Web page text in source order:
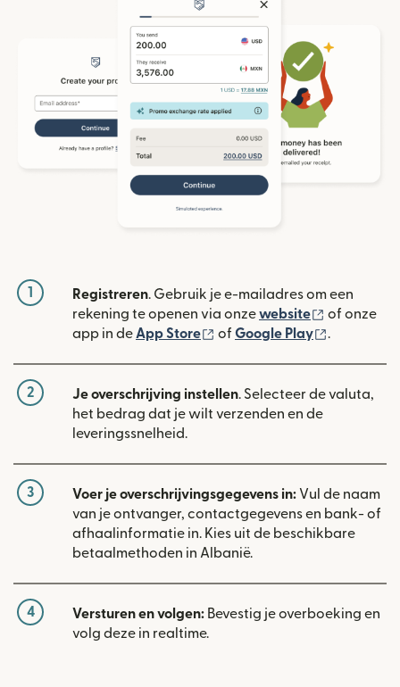
1 Registreren. Gebruik je e-mailadres om een
rekening te openen via onzewebsite (wordt
of onze
app in deApp Store (wordt geopend in een
of Google Play (wordt
.
2 Je overschrijving instellen. Selecteer de valuta,
het bedrag dat je wilt verzenden en de
leveringssnelheid.
3 Voer je overschrijvingsgegevens in: Vul de naam
van je ontvanger, contactgegevens en bank- of
afhaalinformatie in. Kies uit de beschikbare
betaalmethoden in Albanië.
4 Versturen en volgen: Bevestig je overboeking en
volg deze in realtime.